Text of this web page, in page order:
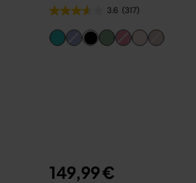
3.6 (317)
149,99 €